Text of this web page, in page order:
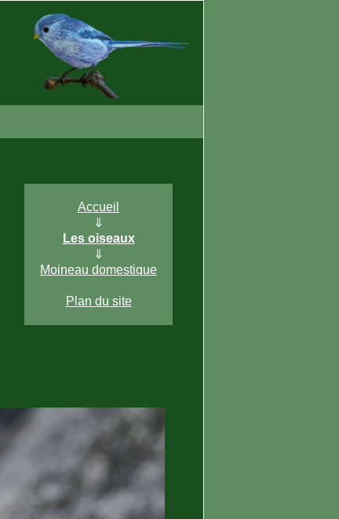
Accueil
⇓
Les oiseaux
⇓
Moineau domestique
Plan du site